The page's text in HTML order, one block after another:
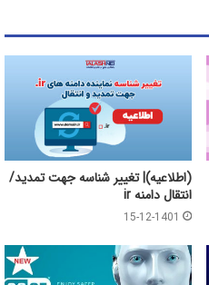
(اطلاعیه)| تغییر شناسه جهت تمدید/
انتقال دامنه ir
15-12-1401